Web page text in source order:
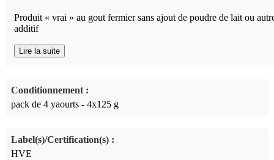
Produit « vrai » au gout fermier sans ajout de poudre de lait ou
additif
Lire la suite
Conditionnement :
pack de 4 yaourts - 4x125 g
Label(s)/Certification(s) :
HVE